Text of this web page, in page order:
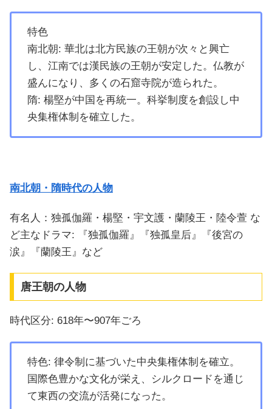
特色
南北朝: 華北は北方民族の王朝が次々と興亡
し、江南では漢民族の王朝が安定した。仏教が
盛んになり、多くの石窟寺院が造られた。
隋: 楊堅が中国を再統一。科挙制度を創設し中
央集権体制を確立した。
南北朝・隋時代の人物
有名人：独孤伽羅・楊堅・宇文護・蘭陵王・陸令萱 な
ど主なドラマ: 『独孤伽羅』『独孤皇后』『後宮の
涙』『蘭陵王』など
唐王朝の人物
時代区分: 618年〜907年ごろ
特色: 律令制に基づいた中央集権体制を確立。
国際色豊かな文化が栄え、シルクロードを通じ
て東西の交流が活発になった。